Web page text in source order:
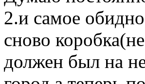
2.и самое
сново
должен был на